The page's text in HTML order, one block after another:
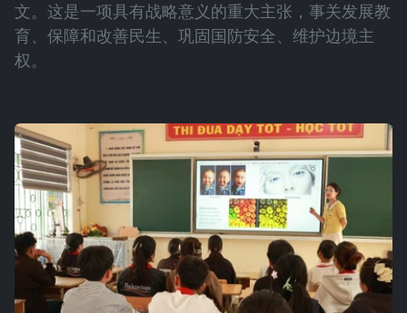
文。这是一项具有战略意义的重大主张，事关发展教
育、保障和改善民生、巩固国防安全、维护边境主
权。